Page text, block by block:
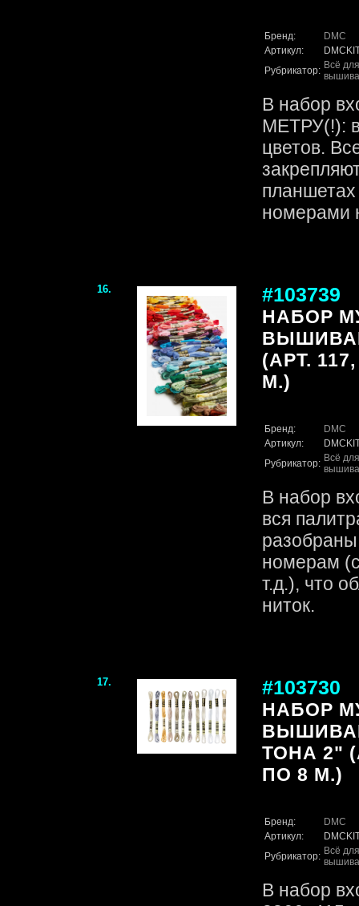
Бренд:
DMC
Артикул:
Рубрикатор: Всё
В набор
МЕТРУ(!):
цветов.
номерами
16. #103739
НАБОР
(АРТ.
М.)
Бренд:
DMC
Артикул:
Рубрикатор: Всё
В набор
вся
разобраны
номерам
т.д.), что
ниток.
17. #103730
НАБОР
ТОНА 2"
ПО 8 М.)
Бренд:
DMC
Артикул:
Рубрикатор: Всё
В набор